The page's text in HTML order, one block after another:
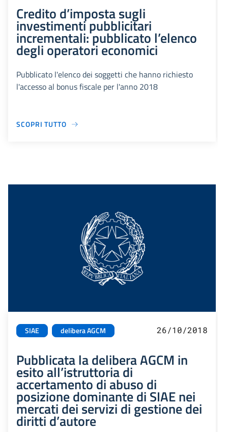
Credito d’imposta sugli
investimenti pubblicitari
incrementali: pubblicato l’elenco
degli operatori economici
Pubblicato l'elenco dei soggetti che hanno richiesto
l'accesso al bonus fiscale per l'anno 2018
SCOPRI TUTTO
SIAE delibera AGCM 26/10/2018
Pubblicata la delibera AGCM in
esito all’istruttoria di
accertamento di abuso di
posizione dominante di SIAE nei
mercati dei servizi di gestione dei
diritti d’autore